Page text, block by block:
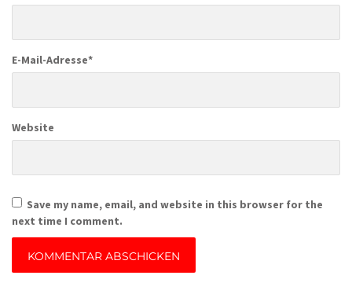
E-Mail-Adresse*
Website
Save my name, email, and website in this browser for the
next time I comment.